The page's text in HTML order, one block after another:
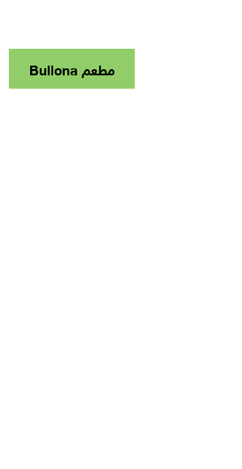
مطعم Bullona